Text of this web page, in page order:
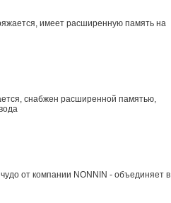
имеет расширенную память на
снабжен расширенной памятью,
от компании NONNIN - объединяет в